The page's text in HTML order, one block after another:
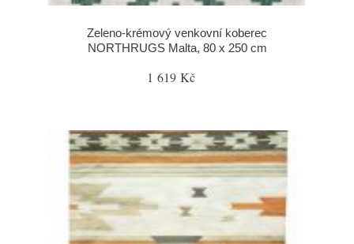
Zeleno-krémový venkovní koberec
NORTHRUGS Malta, 80 x 250 cm
1 619 Kč